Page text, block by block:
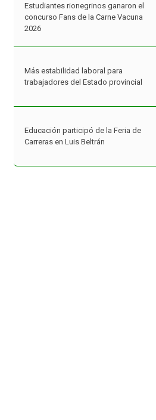
Estudiantes rionegrinos ganaron el
concurso Fans de la Carne Vacuna
2026
Más estabilidad laboral para
trabajadores del Estado provincial
Educación participó de la Feria de
Carreras en Luis Beltrán